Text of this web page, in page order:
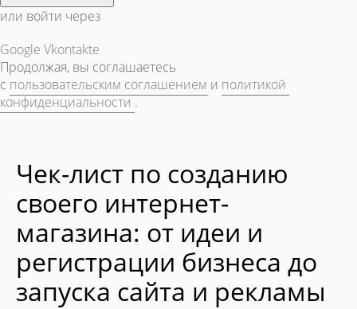
или войти через
Google Vkontakte
Продолжая, вы соглашаетесь
с пользовательским соглашением и политикой
конфиденциальности .
Чек-лист по созданию
своего интернет-
магазина: от идеи и
регистрации бизнеса до
запуска сайта и рекламы